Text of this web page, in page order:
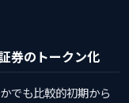
券のトークン化
でも比較的初期から